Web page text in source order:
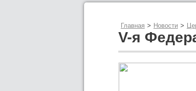
Главная > Новости >
V-я